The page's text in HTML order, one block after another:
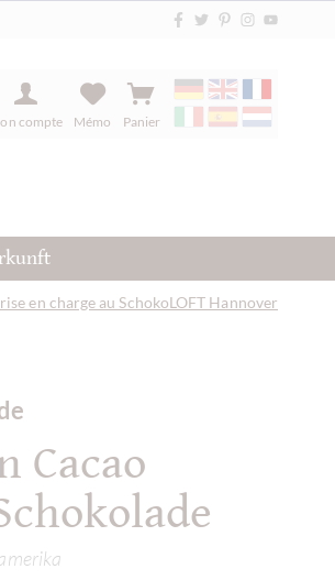
compte Mémo Panier
en charge au SchokoLOFT Hannover
Cacao